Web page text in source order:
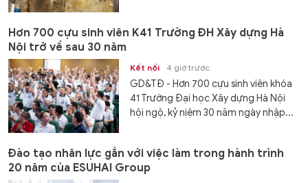
Hơn 700 cựu sinh viên K41 Trường ĐH Xây dựng Hà
Nội trở về sau 30 năm
Kết nối 4 giờ trước
GD&TĐ - Hơn 700 cựu sinh viên khóa
41 Trường Đại học Xây dựng Hà Nội
hội ngộ, kỷ niệm 30 năm ngày nhập...
Đào tạo nhân lực gắn với việc làm trong hành trình
20 năm của ESUHAI Group